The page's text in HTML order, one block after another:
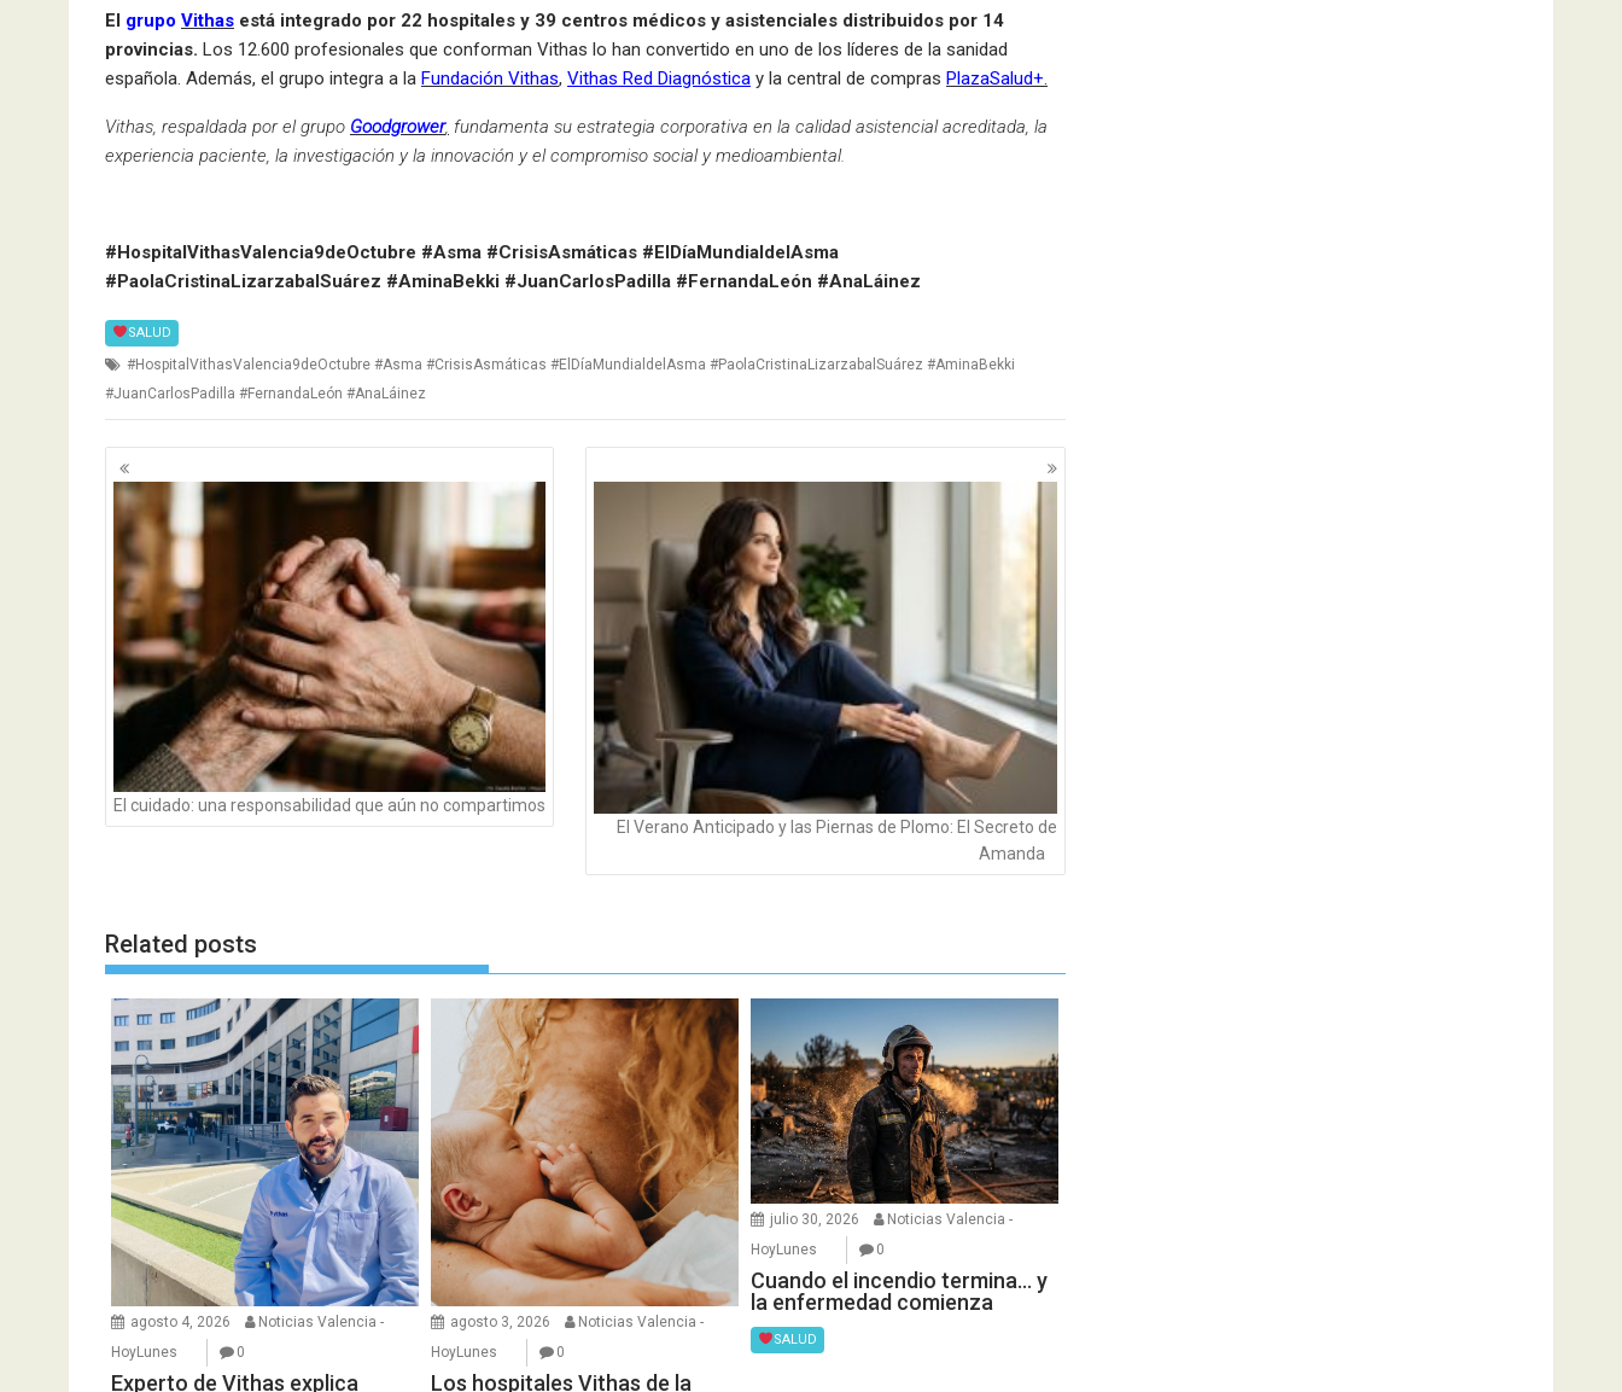
El grupo Vithas está integrado por 22 hospitales y 39 centros médicos y asistenciales distribuidos por 14
provincias. Los 12.600 profesionales que conforman Vithas lo han convertido en uno de los líderes de la sanidad
española. Además, el grupo integra a la Fundación Vithas, Vithas Red Diagnóstica y la central de compras PlazaSalud+.
Vithas, respaldada por el grupo Goodgrower, fundamenta su estrategia corporativa en la calidad asistencial acreditada, la
experiencia paciente, la investigación y la innovación y el compromiso social y medioambiental.
#HospitalVithasValencia9deOctubre #Asma #CrisisAsmáticas #ElDíaMundialdelAsma
#PaolaCristinaLizarzabalSuárez #AminaBekki #JuanCarlosPadilla #FernandaLeón #AnaLáinez
SALUD
#HospitalVithasValencia9deOctubre #Asma #CrisisAsmáticas #ElDíaMundialdelAsma #PaolaCristinaLizarzabalSuárez #AminaBekki
#JuanCarlosPadilla #FernandaLeón #AnaLáinez
Navegación
de
entradas
El cuidado: una responsabilidad que aún no compartimos
El Verano Anticipado y las Piernas de Plomo: El Secreto de
Amanda
Related posts
agosto 4, 2026
Noticias Valencia -
HoyLunes
0
Experto de Vithas explica
agosto 3, 2026
Noticias Valencia -
HoyLunes
0
Los hospitales Vithas de la
julio 30, 2026
Noticias Valencia -
HoyLunes
0
Cuando el incendio termina… y
la enfermedad comienza
SALUD